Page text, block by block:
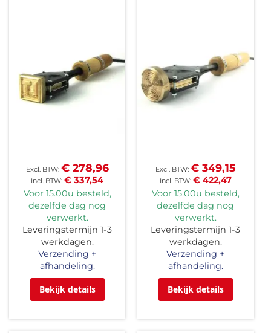
€ 337,54
€ 278,96
Voor 15.00u besteld,
dezelfde dag nog
verwerkt.
Leveringstermijn 1-3
werkdagen.
Verzending +
afhandeling.
Bekijk details
€ 422,47
€ 349,15
Voor 15.00u besteld,
dezelfde dag nog
verwerkt.
Leveringstermijn 1-3
werkdagen.
Verzending +
afhandeling.
Bekijk details